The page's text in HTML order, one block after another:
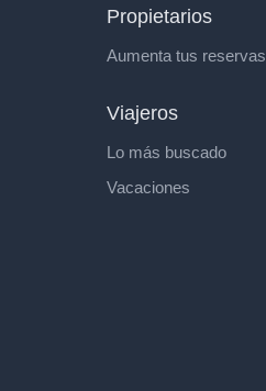
Propietarios
Aumenta tus reservas
Viajeros
Lo más buscado
Vacaciones